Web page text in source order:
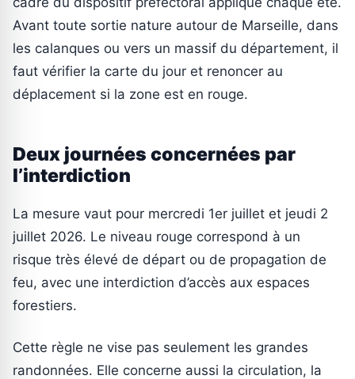
Avant toute sortie nature autour de Marseille, dans
les calanques ou vers un massif du département, il
faut vérifier la carte du jour et renoncer au
déplacement si la zone est en rouge.
Deux journées concernées par
l’interdiction
La mesure vaut pour mercredi 1er juillet et jeudi 2
juillet 2026. Le niveau rouge correspond à un
risque très élevé de départ ou de propagation de
feu, avec une interdiction d’accès aux espaces
forestiers.
Cette règle ne vise pas seulement les grandes
randonnées. Elle concerne aussi la circulation, la